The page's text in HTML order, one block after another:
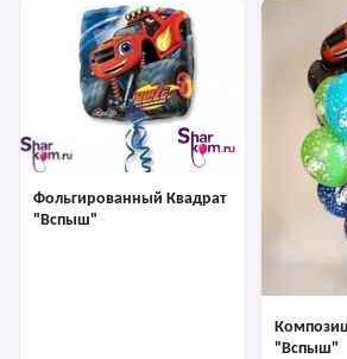
Фольгированный Квадрат
"Вспыш"
"Вспыш"